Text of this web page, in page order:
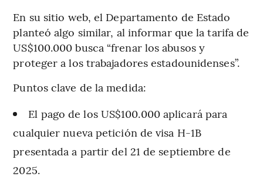
En su sitio web, el Departamento de Estado
planteó algo similar, al informar que la tarifa de
US$100.000 busca “frenar los abusos y
proteger a los trabajadores estadounidenses”.
Puntos clave de la medida:
El pago de los US$100.000 aplicará para
cualquier nueva petición de visa H-1B
presentada a partir del 21 de septiembre de
2025.